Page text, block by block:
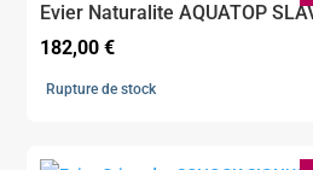
Evier Naturalite AQUATOP
182,00€
Rupture de stock